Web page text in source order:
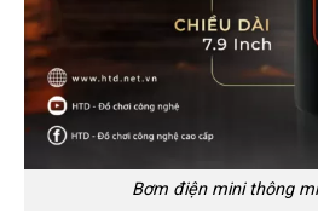
Bơm điện mini thông